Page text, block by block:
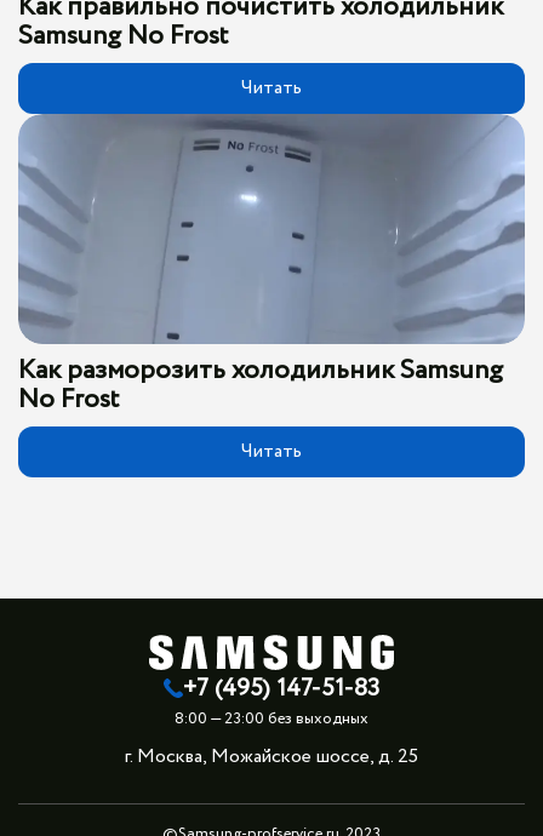
Samsung No Frost
Читать
Как разморозить холодильник Samsung
No Frost
Читать
+7 (495) 147-51-83
8:00 — 23:00 без выходных
г. Москва, Можайское шоссе, д. 25